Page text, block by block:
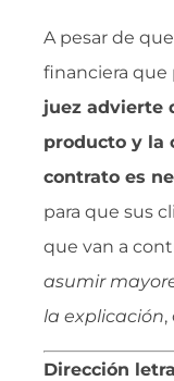
A pesar de
financiera que
juez advierte
producto y la
contrato es
para que sus
que van a
asumir
la explicación
Dirección